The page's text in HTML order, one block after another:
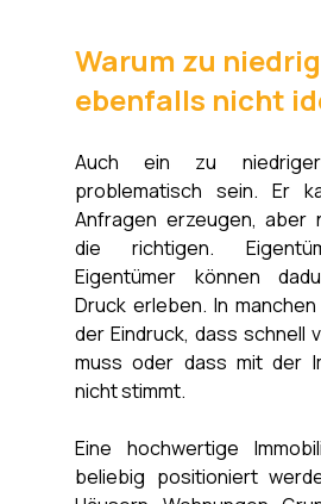
Warum zu
ebenfalls nicht
Auch ein zu
problematisch sein. Er
Anfragen erzeugen, aber
die richtigen.
Eigentümer können
Druck erleben. In
der Eindruck, dass schnell
muss oder dass mit der
nicht stimmt.
Eine hochwertige
beliebig positioniert